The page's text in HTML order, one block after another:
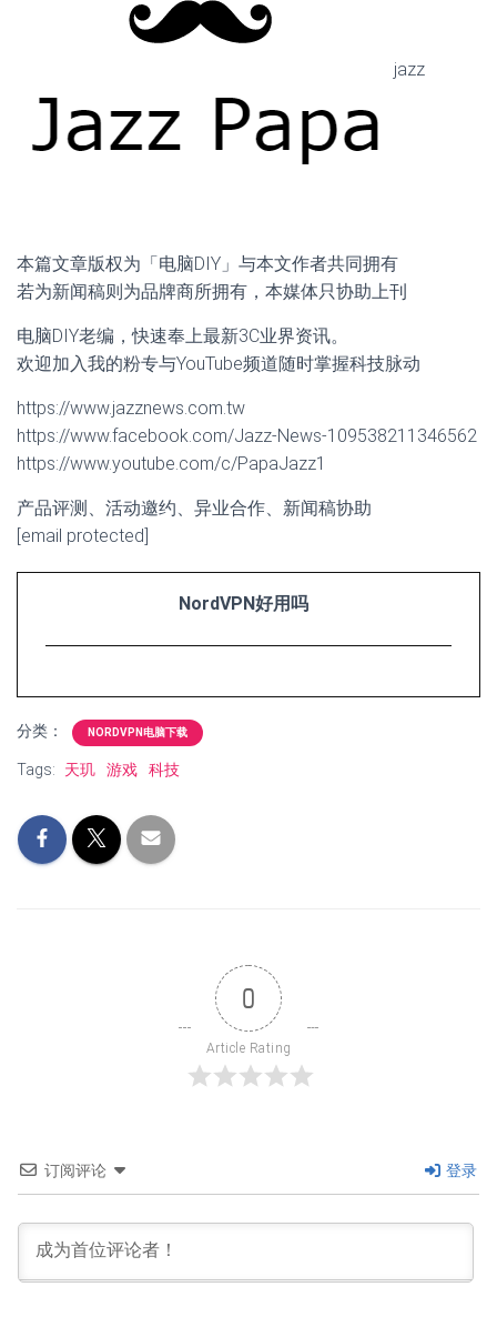
jazz
本篇文章版权为「电脑DIY」与本文作者共同拥有
若为新闻稿则为品牌商所拥有，本媒体只协助上刊
电脑DIY老编，快速奉上最新3C业界资讯。
欢迎加入我的粉专与YouTube频道随时掌握科技脉动
https://www.jazznews.com.tw
https://www.facebook.com/Jazz-News-109538211346562
https://www.youtube.com/c/PapaJazz1
产品评测、活动邀约、异业合作、新闻稿协助
[email protected]
NordVPN好用吗
分类： NORDVPN电脑下载
Tags: 天玑 游戏 科技
0
Article Rating
订阅评论 登录